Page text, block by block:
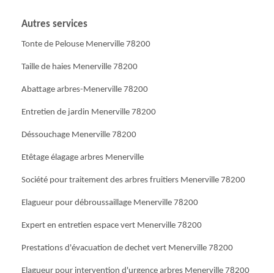
Autres services
Tonte de Pelouse Menerville 78200
Taille de haies Menerville 78200
Abattage arbres-Menerville 78200
Entretien de jardin Menerville 78200
Déssouchage Menerville 78200
Etêtage élagage arbres Menerville
Société pour traitement des arbres fruitiers Menerville 78200
Elagueur pour débroussaillage Menerville 78200
Expert en entretien espace vert Menerville 78200
Prestations d'évacuation de dechet vert Menerville 78200
Elagueur pour intervention d'urgence arbres Menerville 78200